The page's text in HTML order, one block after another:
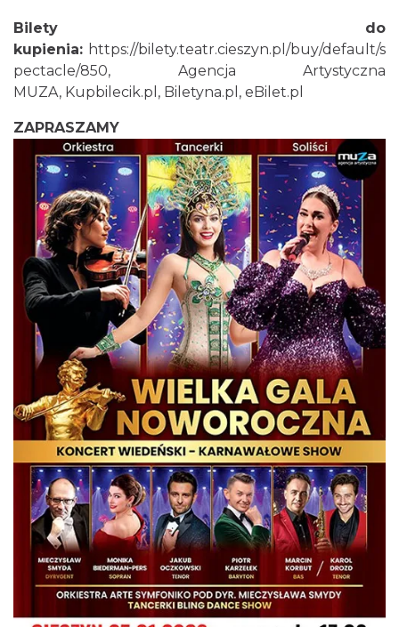
0.21 km
Cieszyn
2026-08-08
0.21 km
Cieszyn
2026-08-22
0.21 km
Cieszyn
2026-09-05
0.21 km
Bilety do
kupienia: https://bilety.teatr.cieszyn.pl/buy/default/s
pectacle/850, Agencja Artystyczna
MUZA, Kupbilecik.pl , Biletyna.pl , eBilet.pl
ZAPRASZAMY